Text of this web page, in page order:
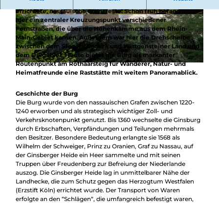
Überblick
Camping &
Wohnmobil
Trekkingplätze
Nachhaltig
bei uns
unterwegs
© Klaus-Peter Kappest, Stadt Hilchenbach |CC-BY
© Klaus-Peter Kappest, Stadt Hilchenbach |
CC-BY-SA
© Rothaarsteigverein e.V. / Räther |CC-BY-SA
Die Ginsburg in Hilchenbach-Grund ist eine im 12. Jh.
errichtete, nassauische Grenzfeste. Schon früh befand sich
hier ein zentraler Kreuzungspunkt verschiedener
Fernstraßen, die über die Höhenkämme aus dem Rhein-
Main-Gebiet kamen. Außerdem war hier die Drehscheibe
zwischen dem Sieger-, Sauer-, und Wittgensteiner Land und
dem Dillgebiet. Heute bietet die Burg als markanter
Routenpunkt am Rothaarsteig für Wanderer, Natur- und
Heimatfreunde eine Raststätte mit weitem Panoramablick.
Geschichte der Burg
Die Burg wurde von den nassauischen Grafen zwischen 1220-
1240 erworben und als strategisch wichtiger Zoll- und
Verkehrsknotenpunkt genutzt. Bis 1360 wechselte die Ginsburg
durch Erbschaften, Verpfändungen und Teilungen mehrmals
den Besitzer. Besondere Bedeutung erlangte sie 1568 als
Wilhelm der Schweiger, Prinz zu Oranien, Graf zu Nassau, auf
der Ginsberger Heide ein Heer sammelte und mit seinen
Truppen über Freudenberg zur Befreiung der Niederlande
auszog. Die Ginsberger Heide lag in unmittelbarer Nähe der
Landhecke, die zum Schutz gegen das Herzogtum Westfalen
(Erzstift Köln) errichtet wurde. Der Transport von Waren
erfolgte an den “Schlägen“, die umfangreich befestigt waren,